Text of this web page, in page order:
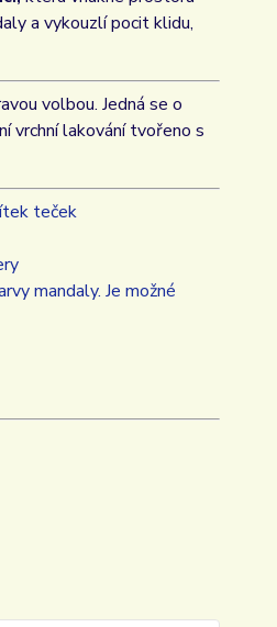
a vykouzlí pocit klidu,
volbou. Jedná se o
vrchní lakování tvořeno s
teček
mandaly. Je možné